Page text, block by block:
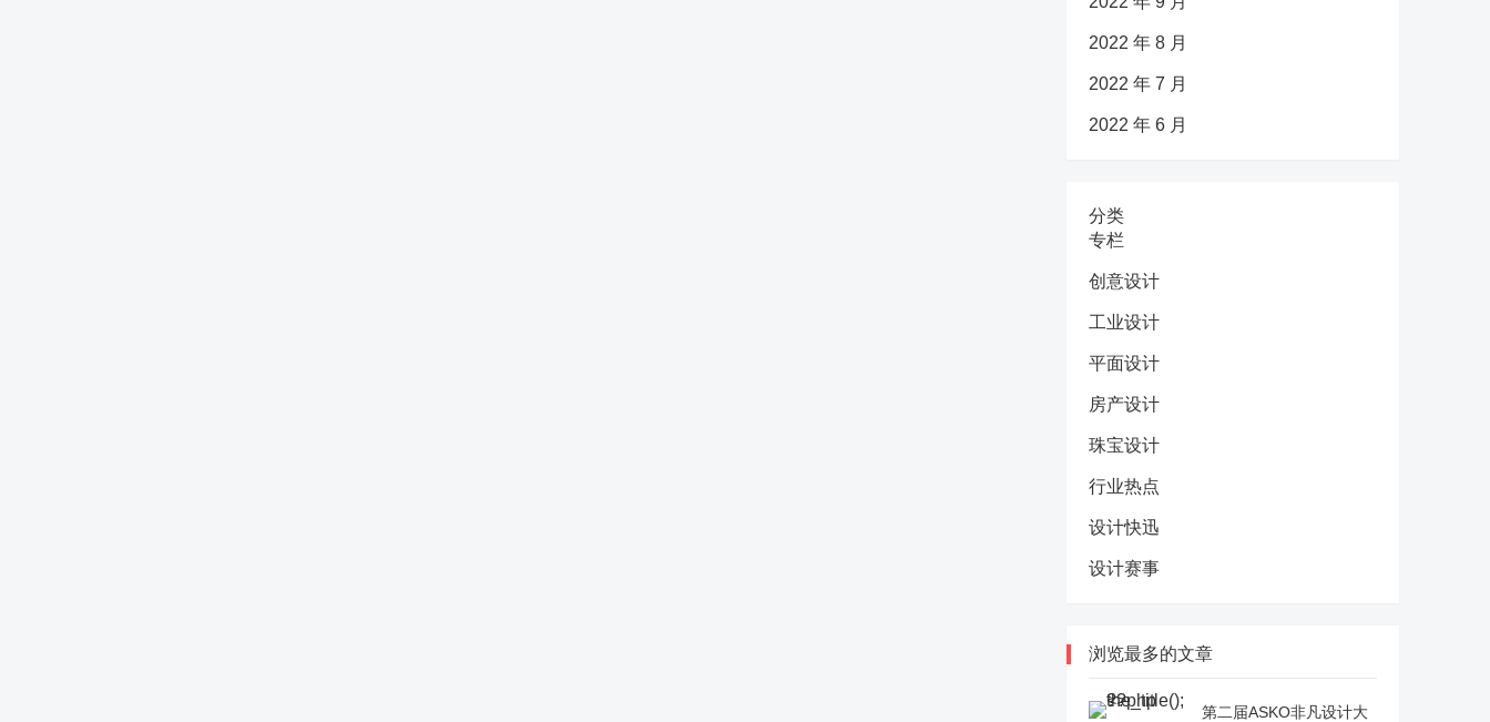
2022 年 8 月
2022 年 7 月
2022 年 6 月
分类
专栏
创意设计
工业设计
平面设计
房产设计
珠宝设计
行业热点
设计快迅
设计赛事
浏览最多的文章
第二届ASKO非凡设计大